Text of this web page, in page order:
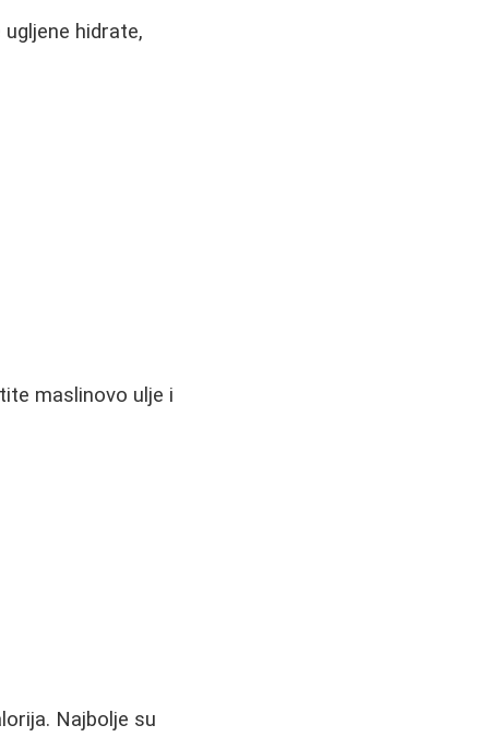
hidrate,
maslinovo ulje i
Najbolje su